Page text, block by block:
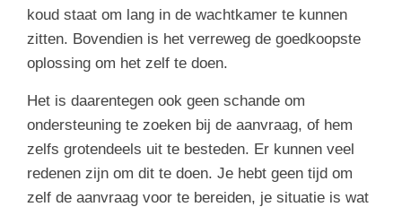
koud staat om lang in de wachtkamer te kunnen
zitten. Bovendien is het verreweg de goedkoopste
oplossing om het zelf te doen.
Het is daarentegen ook geen schande om
ondersteuning te zoeken bij de aanvraag, of hem
zelfs grotendeels uit te besteden. Er kunnen veel
redenen zijn om dit te doen. Je hebt geen tijd om
zelf de aanvraag voor te bereiden, je situatie is wat